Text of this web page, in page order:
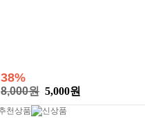
38%
8,000원 5,000원